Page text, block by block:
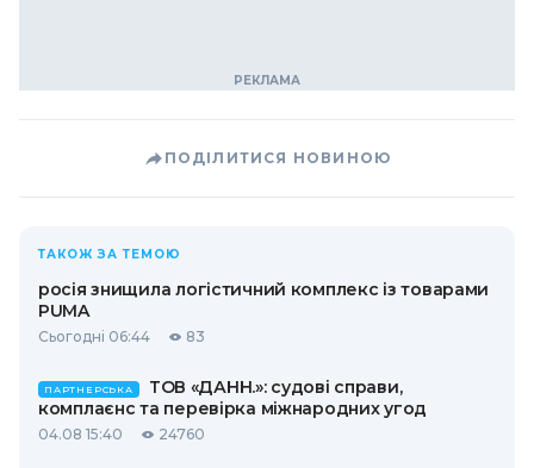
ПОДІЛИТИСЯ НОВИНОЮ
ТАКОЖ ЗА ТЕМОЮ
росія знищила логістичний комплекс із товарами
PUMA
Сьогодні 06:44 83
ПАРТНЕРСЬКА
ТОВ «ДАНН.»: судові справи,
комплаєнс та перевірка міжнародних угод
04.08 15:40 24760